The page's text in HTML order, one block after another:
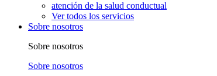
atención de la salud conductual
Ver todos los servicios
Sobre nosotros
Sobre nosotros
Sobre nosotros